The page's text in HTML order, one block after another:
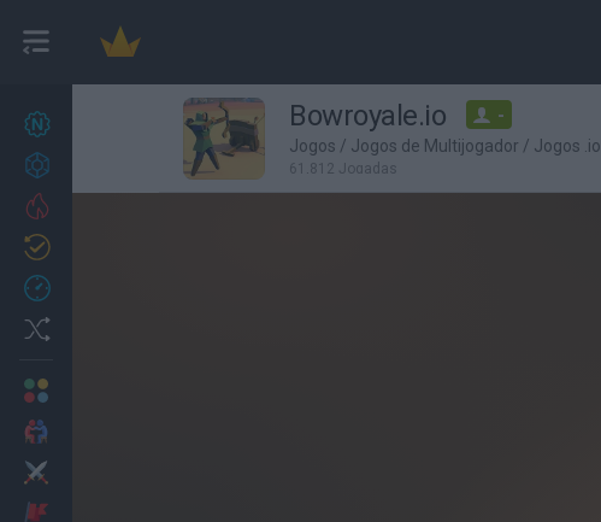
27 Bowroyale.io -
Jogos / Jogos de Multijogador / Jogos .io
61,812 Jogadas